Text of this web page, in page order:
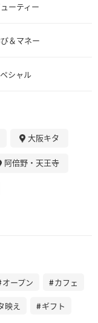
ーティー
＆マネー
シャル
大阪キタ
阿倍野・天王寺
オープン カフェ
映え ギフト